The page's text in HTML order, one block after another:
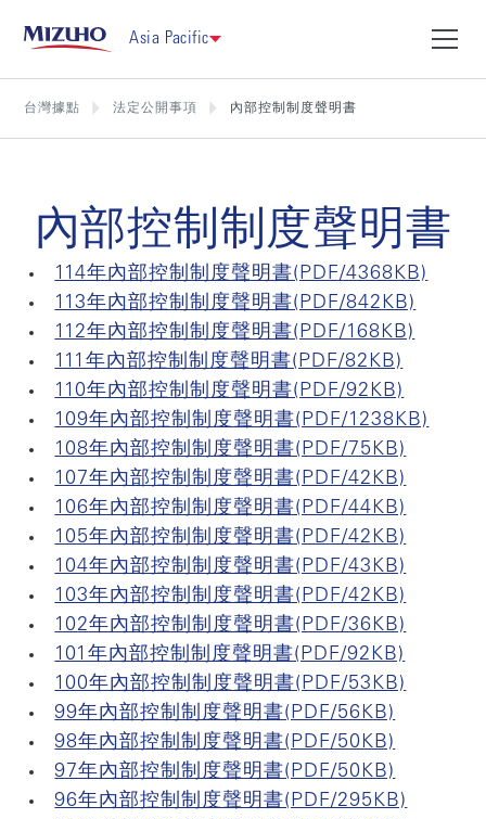
Asia Pacific
台灣據點 法定公開事項 內部控制制度聲明書
內部控制制度聲明書
114年內部控制制度聲明書(PDF/4368KB)
113年內部控制制度聲明書(PDF/842KB)
112年內部控制制度聲明書(PDF/168KB)
111年內部控制制度聲明書(PDF/82KB)
110年內部控制制度聲明書(PDF/92KB)
109年內部控制制度聲明書(PDF/1238KB)
108年內部控制制度聲明書(PDF/75KB)
107年內部控制制度聲明書(PDF/42KB)
106年內部控制制度聲明書(PDF/44KB)
105年內部控制制度聲明書(PDF/42KB)
104年內部控制制度聲明書(PDF/43KB)
103年內部控制制度聲明書(PDF/42KB)
102年內部控制制度聲明書(PDF/36KB)
101年內部控制制度聲明書(PDF/92KB)
100年內部控制制度聲明書(PDF/53KB)
99年內部控制制度聲明書(PDF/56KB)
98年內部控制制度聲明書(PDF/50KB)
97年內部控制制度聲明書(PDF/50KB)
96年內部控制制度聲明書(PDF/295KB)